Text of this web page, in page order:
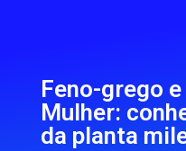
Feno-grego
Mulher:
da planta